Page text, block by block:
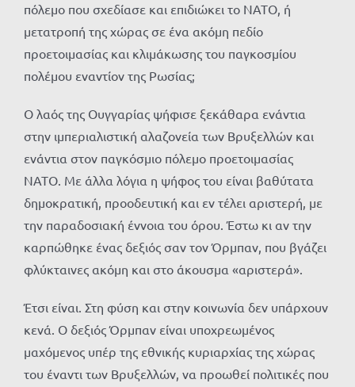
πόλεμο που σχεδίασε και επιδιώκει το ΝΑΤΟ, ή
μετατροπή της χώρας σε ένα ακόμη πεδίο
προετοιμασίας και κλιμάκωσης του παγκοσμίου
πολέμου εναντίον της Ρωσίας;
Ο λαός της Ουγγαρίας ψήφισε ξεκάθαρα ενάντια
στην ιμπεριαλιστική αλαζονεία των Βρυξελλών και
ενάντια στον παγκόσμιο πόλεμο προετοιμασίας
ΝΑΤΟ. Με άλλα λόγια η ψήφος του είναι βαθύτατα
δημοκρατική, προοδευτική και εν τέλει αριστερή, με
την παραδοσιακή έννοια του όρου. Έστω κι αν την
καρπώθηκε ένας δεξιός σαν τον Όρμπαν, που βγάζει
φλύκταινες ακόμη και στο άκουσμα «αριστερά».
Έτσι είναι. Στη φύση και στην κοινωνία δεν υπάρχουν
κενά. Ο δεξιός Όρμπαν είναι υποχρεωμένος
μαχόμενος υπέρ της εθνικής κυριαρχίας της χώρας
του έναντι των Βρυξελλών, να προωθεί πολιτικές που